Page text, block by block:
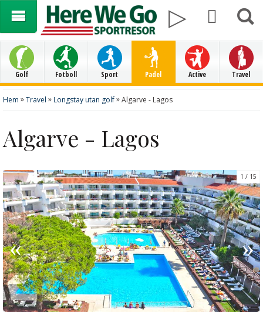
Golf Fotboll Sport Padel Active Travel
Hem »Travel »Longstay utan golf»Algarve - Lagos
Algarve - Lagos
1 15